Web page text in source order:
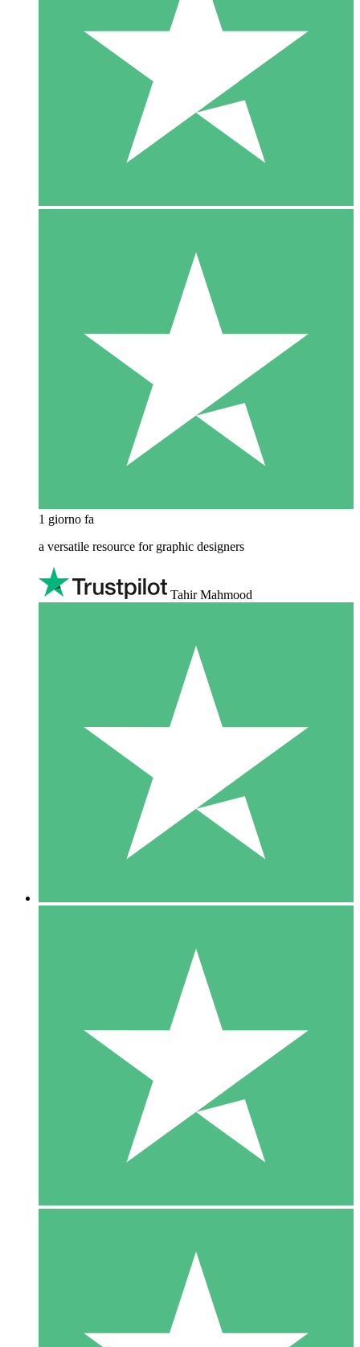
1 giorno fa
a versatile resource for graphic designers
Tahir Mahmood